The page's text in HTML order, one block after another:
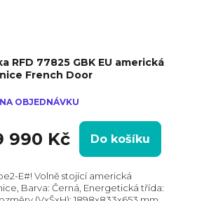
RFD 77825 GBK EU americká
French Door
NA OBJEDNÁVKU
990 Kč Do košíku
E#! Volně stojící americká
Barva: Černá, Energetická třída: